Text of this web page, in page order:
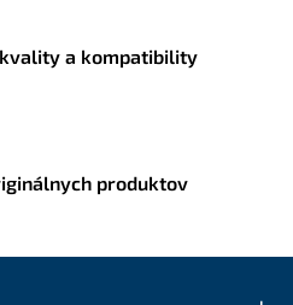
a kompatibility
produktov